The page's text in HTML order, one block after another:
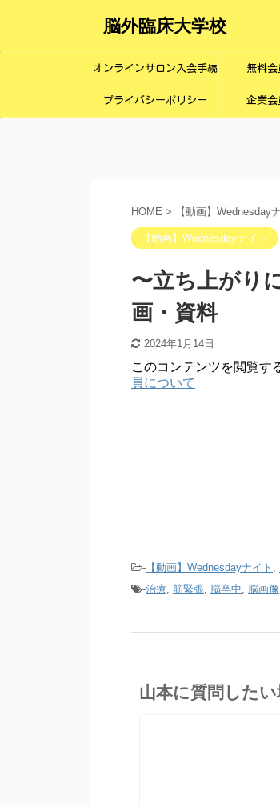
脳外臨床大学校
オンラインサロン入会手続
き画面
無料
プライバシーポリシー 企業会
HOME > 【動画】Wednesday
【動画】Wednesdayナイト
〜立ち上がり
画・資料
2024年1月14日
このコンテンツを閲覧す
員について
- 【動画】Wednesdayナイト ,
-治療, 筋緊張, 脳卒中, 脳画像
山本に質問した